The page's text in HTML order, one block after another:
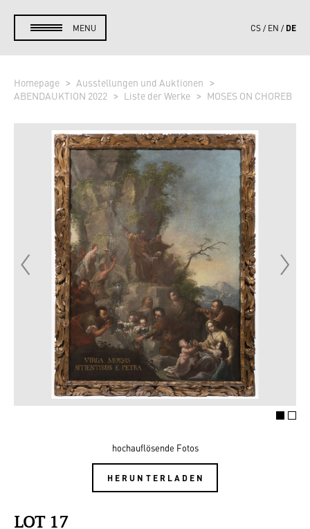
MENU CS EN DE
Homepage
Ausstellungen und Auktionen
ABENDAUKTION 2022
Liste der Werke MOSES ON CHOREB
hochauflösende Fotos
HERUNTERLADEN
LOT 17